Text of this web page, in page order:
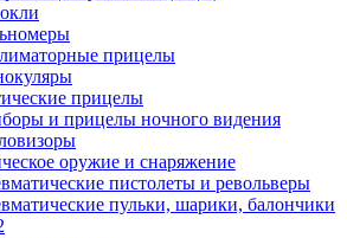
прицелы
прицелы
и прицелы ночного видения
оружие и снаряжение
пистолеты и револьверы
пульки, шарики, балончики